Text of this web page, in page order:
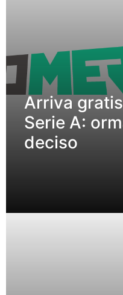
Arriva
Serie A:
deciso